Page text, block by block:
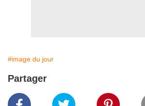
#image du jour
Partager